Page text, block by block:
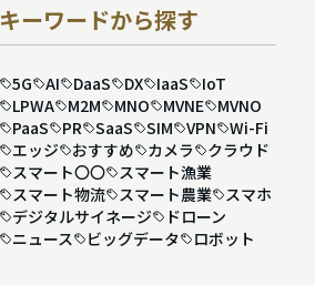
キーワードから探す
5G AI DaaS DX IaaS
IoT
LPWA
M2M MNO MVNE
MVNO
PaaS
PR SaaS SIM VPN
Wi-Fi
エッジ
おすすめ カメラ
クラウド
スマート〇〇
スマート漁業
スマート物流
スマート農業
スマホ
デジタルサイネージ
ドローン
ニュース
ビッグデータ ロボット